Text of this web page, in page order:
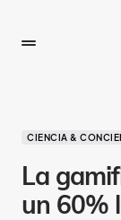
CIENCIA &
La
un 60%